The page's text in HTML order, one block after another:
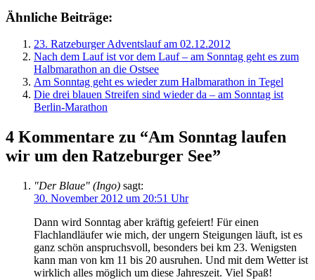
Ähnliche Beiträge:
23. Ratzeburger Adventslauf am 02.12.2012
Nach dem Lauf ist vor dem Lauf – am Sonntag geht es zum
Halbmarathon an die Ostsee
Am Sonntag geht es wieder zum Halbmarathon in Tegel
Die drei blauen Streifen sind wieder da – am Sonntag ist
Berlin-Marathon
4 Kommentare zu “Am Sonntag laufen
wir um den Ratzeburger See”
"Der Blaue" (Ingo) sagt:
30. November 2012 um 20:51 Uhr
Dann wird Sonntag aber kräftig gefeiert! Für einen
Flachlandläufer wie mich, der ungern Steigungen läuft, ist es
ganz schön anspruchsvoll, besonders bei km 23. Wenigsten
kann man von km 11 bis 20 ausruhen. Und mit dem Wetter ist
wirklich alles möglich um diese Jahreszeit. Viel Spaß!